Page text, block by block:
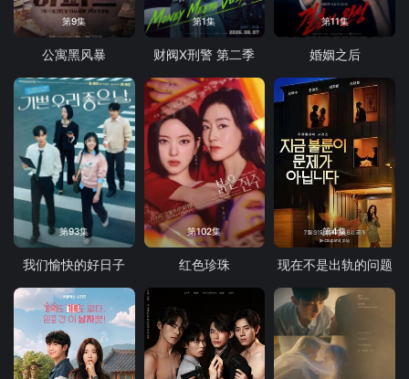
第9集
公寓黑风暴
第1集
财阀X刑警 第二季
第11集
婚姻之后
第93集
我们愉快的好日子
第102集
红色珍珠
第4集
现在不是出轨的问题